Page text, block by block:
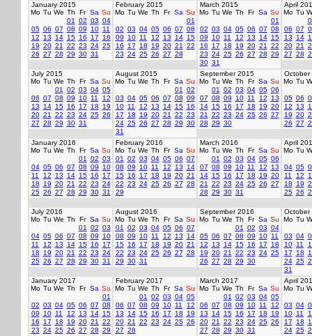
January 2015
Mo Tu We Th Fr Sa Su
01
02 03 04
05 06 07 08 09 10 11
12
13 14 15 16 17
18
19 20 21 22 23 24 25
26 27 28 29 30 31
February 2015
Mo Tu We Th Fr Sa Su
01
02 03 04 05 06 07 08
09
10 11 12 13 14 15
16
17 18 19 20 21
22
23 24 25 26 27 28
March 2015
Mo Tu We Th Fr Sa Su
01
02 03 04 05 06 07 08
09
10 11 12 13 14 15
16
17 18 19 20 21
22
23 24 25 26 27 28 29
30 31
April
Mo Tu
06 07
13
14
20 21
27 28
July 2015
Mo Tu We Th Fr Sa Su
01
02 03 04 05
06 07 08 09 10 11
12
13
14 15 16 17 18
19
20 21 22 23 24 25 26
27 28 29 30 31
August 2015
Mo Tu We Th Fr Sa Su
01
02
03 04 05 06 07 08 09
10 11 12 13 14 15 16
17
18 19 20 21 22 23
24 25 26 27 28 29 30
31
September 2015
Mo Tu We Th Fr Sa Su
01
02 03 04 05 06
07 08 09 10 11 12
13
14 15 16 17 18 19 20
21
22 23 24 25 26 27
28 29 30
October
Mo Tu
05 06
12
13
19 20
26 27
January 2016
Mo Tu We Th Fr Sa Su
01
02 03
04 05 06 07 08 09
10
11
12 13 14 15 16
17
18
19 20 21 22 23 24
25 26 27 28 29 30 31
February 2016
Mo Tu We Th Fr Sa Su
01
02 03 04 05 06 07
08 09 10 11 12 13
14
15 16 17 18 19 20 21
22 23 24 25 26 27 28
29
March 2016
Mo Tu We Th Fr Sa Su
01
02 03 04 05 06
07 08 09 10 11 12
13
14 15 16 17 18 19 20
21
22 23 24 25 26 27
28 29 30 31
April
Mo Tu
04 05
11
12
18
19
25 26
July 2016
Mo Tu We Th Fr Sa Su
01
02 03
04 05 06 07 08 09
10
11
12 13 14 15 16
17
18
19 20 21 22 23 24
25 26 27 28 29 30 31
August 2016
Mo Tu We Th Fr Sa Su
01
02 03 04 05 06 07
08 09 10 11 12 13
14
15 16 17 18 19 20 21
22 23 24 25 26 27 28
29 30 31
September 2016
Mo Tu We Th Fr Sa Su
01
02 03 04
05 06 07 08 09 10 11
12
13 14 15 16 17
18
19 20 21 22 23 24 25
26 27 28 29 30
October
Mo Tu
03 04
10 11
17
18
24 25
31
January 2017
Mo Tu We Th Fr Sa Su
01
02 03 04 05 06 07 08
09
10 11 12 13 14 15
16
17 18 19 20 21
22
23 24 25 26 27 28 29
February 2017
Mo Tu We Th Fr Sa Su
01
02 03 04 05
06 07 08 09 10 11
12
13
14 15 16 17 18
19
20 21 22 23 24 25 26
27 28
March 2017
Mo Tu We Th Fr Sa Su
01
02 03 04 05
06 07 08 09 10 11
12
13
14 15 16 17 18
19
20 21 22 23 24 25 26
27 28 29 30 31
April
Mo Tu
03 04
10 11
17
18
24 25